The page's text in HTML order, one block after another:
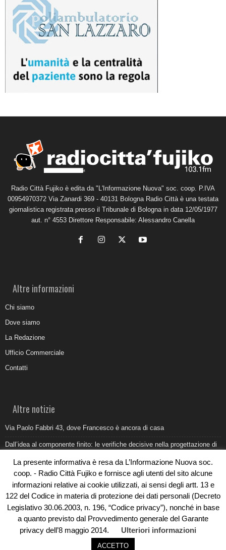
Radio Città Fujiko è edita da "L'Informazione Nuova" soc. coop. P.IVA
00954970372 Via Zanardi 369 - 40131 Bologna Radio Città è una testata
giornalistica registrata presso il Tribunale di Bologna in data 12/05/1977
aut. n° 4553 Direttore Responsabile: Alessandro Canella
Altre informazioni
Chi siamo
Dove siamo
La Redazione
Ufficio Commerciale
Contatti
Altre notizie
Via Paolo Fabbri 43, dove Francesco è ancora di casa
Dall’idea al componente finito: le verifiche decisive nella progettazione di
Belvedere Marittimo e il report ARPACAL 2026 sulla qualità del mare
Come organizzare e allestire una camera ardente per l’ultimo saluto
Umidità di risalita in casa, come riconoscere i segnali veri
La presente informativa è resa da L’Informazione Nuova soc.
coop. - Radio Città Fujiko e fornisce agli utenti del sito alcune
informazioni relative ai cookie utilizzati, ai sensi degli artt. 13 e
122 del Codice in materia di protezione dei dati personali (Decreto
Legislativo 30.06.2003, n. 196, “Codice privacy”), nonché in base
a quanto previsto dal Provvedimento generale del Garante
privacy dell’8 maggio 2014.
Ulteriori informazioni
ACCETTO